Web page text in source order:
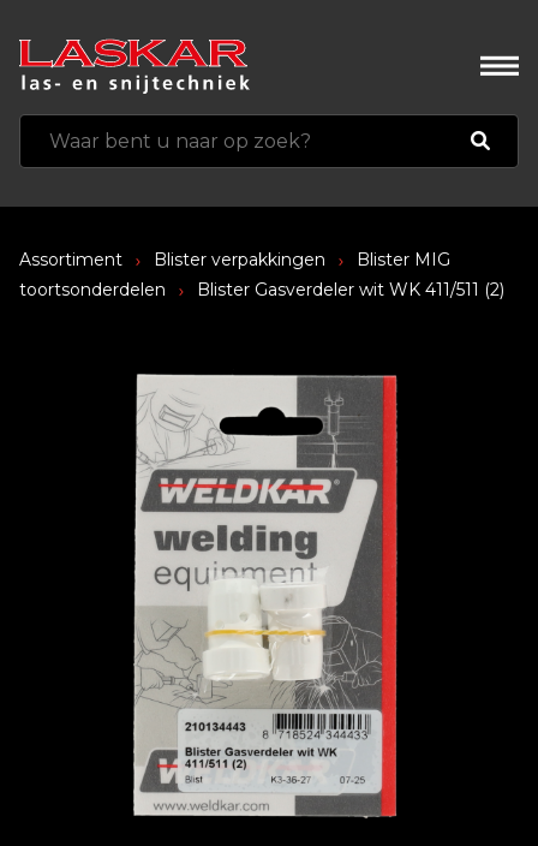
Assortiment Blister verpakkingen
Blister MIG
toortsonderdelen
Blister Gasverdeler wit WK 411/511 (2)